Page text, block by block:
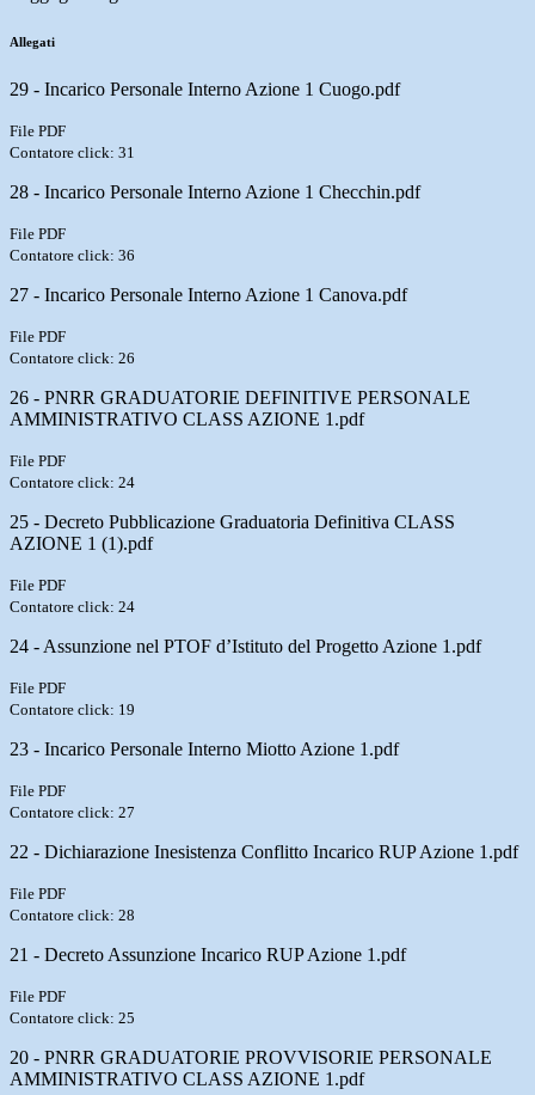
Allegati
29 - Incarico Personale Interno Azione 1 Cuogo.pdf
File PDF
Contatore click: 31
28 - Incarico Personale Interno Azione 1 Checchin.pdf
File PDF
Contatore click: 36
27 - Incarico Personale Interno Azione 1 Canova.pdf
File PDF
Contatore click: 26
26 - PNRR GRADUATORIE DEFINITIVE PERSONALE
AMMINISTRATIVO CLASS AZIONE 1.pdf
File PDF
Contatore click: 24
25 - Decreto Pubblicazione Graduatoria Definitiva CLASS
AZIONE 1 (1).pdf
File PDF
Contatore click: 24
24 - Assunzione nel PTOF d’Istituto del Progetto Azione 1.pdf
File PDF
Contatore click: 19
23 - Incarico Personale Interno Miotto Azione 1.pdf
File PDF
Contatore click: 27
22 - Dichiarazione Inesistenza Conflitto Incarico RUP Azione 1.pdf
File PDF
Contatore click: 28
21 - Decreto Assunzione Incarico RUP Azione 1.pdf
File PDF
Contatore click: 25
20 - PNRR GRADUATORIE PROVVISORIE PERSONALE
AMMINISTRATIVO CLASS AZIONE 1.pdf